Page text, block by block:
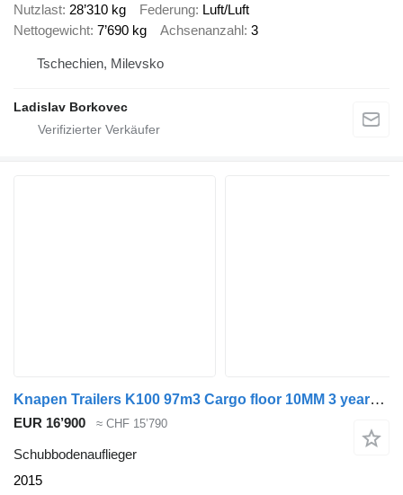
Nutzlast 28’310 kg Federung Luft/Luft
Nettogewicht 7’690 kg Achsenanzahl 3
Tschechien, Milevsko
Ladislav Borkovec
Knapen Trailers K100 97m3 Cargo floor 10MM 3 years old Liftas APK/TUV 09-2026
EUR 16’900 ≈ CHF 15’790
Schubbodenauflieger
2015